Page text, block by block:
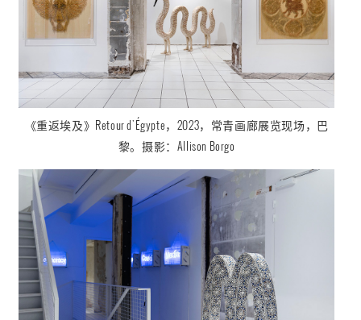
《重返埃及》 Retour d'Égypte，2023， 常青画廊展览现场，巴
黎。摄影： Allison Borgo